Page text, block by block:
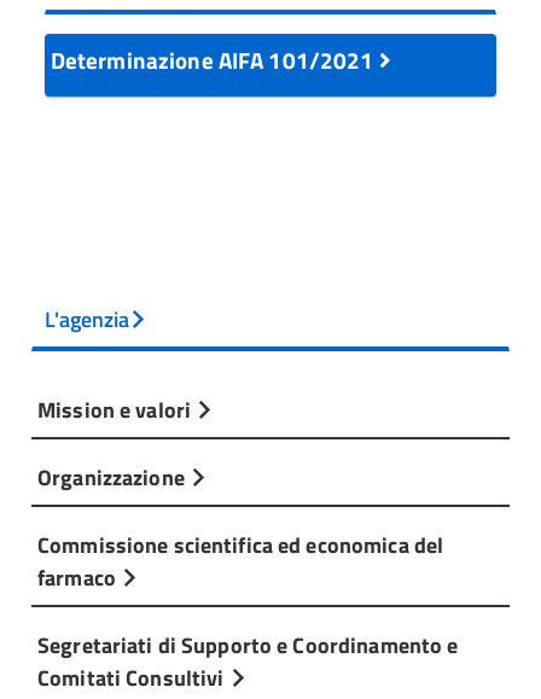
Determinazione AIFA 101/2021
L'agenzia
Mission e valori
Organizzazione
Commissione scientifica ed economica del
farmaco
Segretariati di Supporto e Coordinamento e
Comitati Consultivi